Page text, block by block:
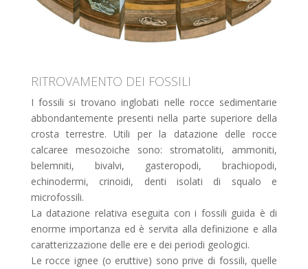
RITROVAMENTO DEI FOSSILI
I fossili si trovano inglobati nelle rocce sedimentarie
abbondantemente presenti nella parte superiore della
crosta terrestre. Utili per la datazione delle rocce
calcaree mesozoiche sono: stromatoliti, ammoniti,
belemniti, bivalvi, gasteropodi, brachiopodi,
echinodermi, crinoidi, denti isolati di squalo e
microfossili.
La datazione relativa eseguita con i fossili guida è di
enorme importanza ed è servita alla definizione e alla
caratterizzazione delle ere e dei periodi geologici.
Le rocce ignee (o eruttive) sono prive di fossili, quelle